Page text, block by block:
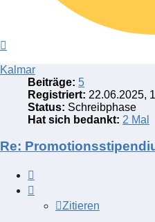
Kalmar
Beiträge: 5
Registriert: 22.06.2025,
Status: Schreibphase
Hat sich bedankt: 2 Mal
Re:
Zitieren